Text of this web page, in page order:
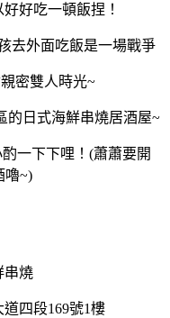
好吃一頓飯捏！
去外面吃飯是一場戰爭
密雙人時光~
的日式海鮮串燒居酒屋~
一下下哩！(蕭蕭要開
嚕~)
串燒
四段169號1樓